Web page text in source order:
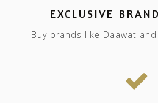
EXCLUSIVE
Buy brands like Daawat